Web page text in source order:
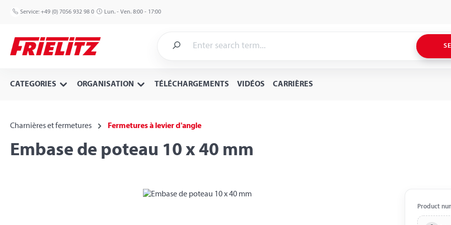
to main content
Skip to search
Skip to main navigation
Service: +49 (0) 7056 932 98 0 Lun. - Ven. 8:00 - 17:00
CATEGORIES ORGANISATION TÉLÉCHARGEMENTS VIDÉOS CARRIÈRES
Charnières et fermetures Fermetures à levier d'angle
Embase de poteau 10 x 40 mm
Product